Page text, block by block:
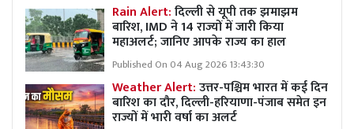
Rain Alert:दिल्ली से यूपी तक झमाझम
बारिश, IMD ने 14 राज्यों में जारी किया
महाअलर्ट; जानिए आपके राज्य का हाल
Published On 04 Aug 2026 13:43:30
Weather Alert:उत्तर-पश्चिम भारत में कई दिन
बारिश का दौर, दिल्ली-हरियाणा-पंजाब समेत इन
राज्यों में भारी वर्षा का अलर्ट